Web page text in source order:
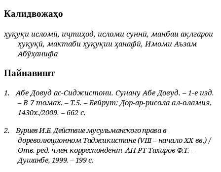
Калидвожаҳо
ҳуқуқи исломӣ, иҷтиҳод, исломи суннӣ, манбаи ақлгарои
ҳуқуқӣ, мактаби ҳуқуқии ҳанафӣ, Имоми Аъзам
Абӯҳанифа
Пайнавишт
1.
Абе Довуд ас-Сиджистони. Сунану Абе Довуд. – 1-е изд.
– В 7 томах. – Т.5. – Бейрут: Дор-ар-рисола ал-оламия,
1430х./2009. – 662 с.
2.
Буриев И.Б. Действие мусульманского права в
дореволюционном Таджикистане (VIII– начало ХХ вв.) /
Отв. ред. член-корреспондент АН РТ Тахиров Ф.Т. –
Душанбе, 1999. – 199 с.